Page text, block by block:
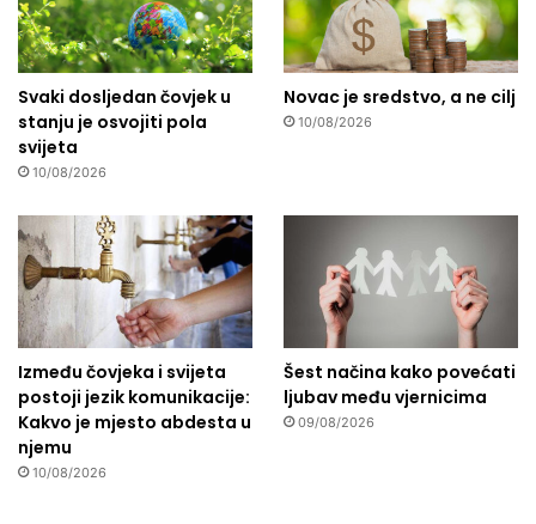
Svaki dosljedan čovjek u
stanju je osvojiti pola
svijeta
10/08/2026
Novac je sredstvo, a ne cilj
10/08/2026
Između čovjeka i svijeta
postoji jezik komunikacije:
Kakvo je mjesto abdesta u
njemu
10/08/2026
Šest načina kako povećati
ljubav među vjernicima
09/08/2026